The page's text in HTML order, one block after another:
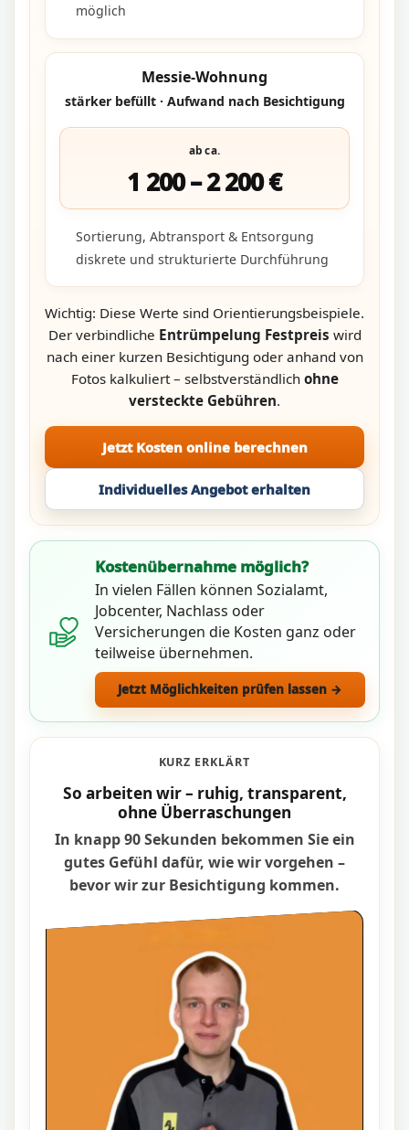
möglich
Messie-Wohnung
stärker befüllt · Aufwand nach Besichtigung
ab ca.
1 200 – 2 200 €
Sortierung, Abtransport & Entsorgung
diskrete und strukturierte Durchführung
Wichtig: Diese Werte sind Orientierungsbeispiele.
Der verbindliche Entrümpelung Festpreis wird
nach einer kurzen Besichtigung oder anhand von
Fotos kalkuliert – selbstverständlich ohne
versteckte Gebühren.
Jetzt Kosten online berechnen
Individuelles Angebot erhalten
Kostenübernahme möglich?
In vielen Fällen können Sozialamt,
Jobcenter, Nachlass oder
Versicherungen die Kosten ganz oder
teilweise übernehmen.
Jetzt Möglichkeiten prüfen lassen →
KURZ ERKLÄRT
So arbeiten wir – ruhig, transparent,
ohne Überraschungen
In knapp 90 Sekunden bekommen Sie ein
gutes Gefühl dafür, wie wir vorgehen –
bevor wir zur Besichtigung kommen.